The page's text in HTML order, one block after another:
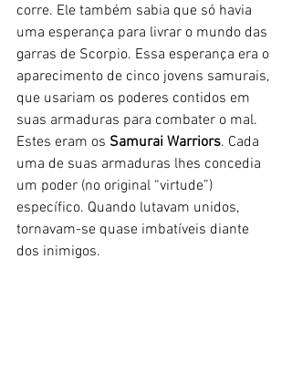
corre. Ele também sabia que só havia
uma esperança para livrar o mundo das
garras de Scorpio. Essa esperança era o
aparecimento de cinco jovens samurais,
que usariam os poderes contidos em
suas armaduras para combater o mal.
Estes eram os Samurai Warriors. Cada
uma de suas armaduras lhes concedia
um poder (no original “virtude”)
específico. Quando lutavam unidos,
tornavam-se quase imbatíveis diante
dos inimigos.